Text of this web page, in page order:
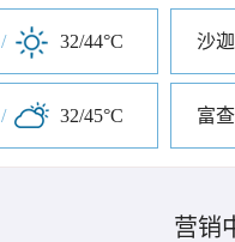
/ 32/44°C 沙
/ 32/45°C 富
营销